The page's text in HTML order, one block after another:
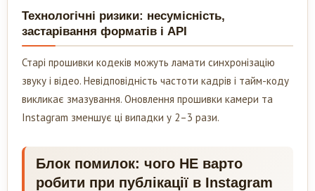
Технологічні ризики: несумісність,
застарівання форматів і API
Старі прошивки кодеків можуть ламати синхронізацію
звуку і відео. Невідповідність частоти кадрів і тайм-коду
викликає змазування. Оновлення прошивки камери та
Instagram зменшує ці випадки у 2–3 рази.
Блок помилок: чого НЕ варто
робити при публікації в Instagram